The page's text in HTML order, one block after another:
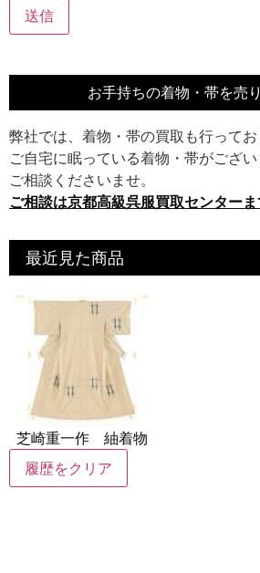
お手持ちの着物・帯を売
弊社では、着物・帯の買取も行ってお
ご自宅に眠っている着物・帯がござ
ご相談くださいませ。
ご相談は京都高級呉服買取センター
最近見た商品
芝崎重一作 紬着物
履歴をクリア